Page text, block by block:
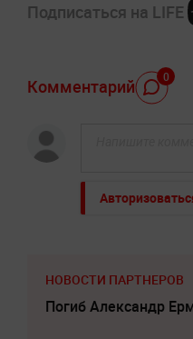
Подписаться на LIFE
Комментарий 0
НОВОСТИ ПАРТНЕРОВ
Погиб Александр